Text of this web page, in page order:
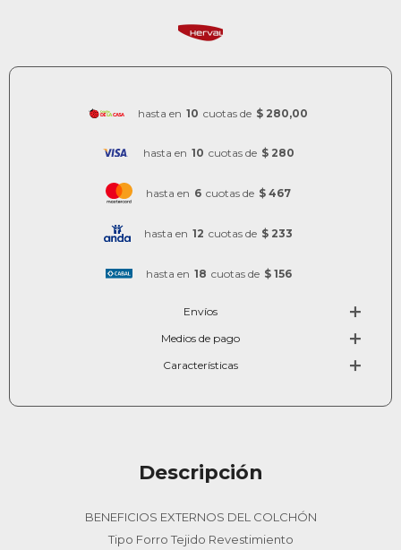
hasta en 10 cuotas de $ 280,00
hasta en 10 cuotas de $ 280
hasta en 6 cuotas de $ 467
hasta en 12 cuotas de $ 233
hasta en 18 cuotas de $ 156
Envíos
Medios de pago
Características
Descripción
BENEFICIOS EXTERNOS DEL COLCHÓN
Tipo Forro Tejido Revestimiento